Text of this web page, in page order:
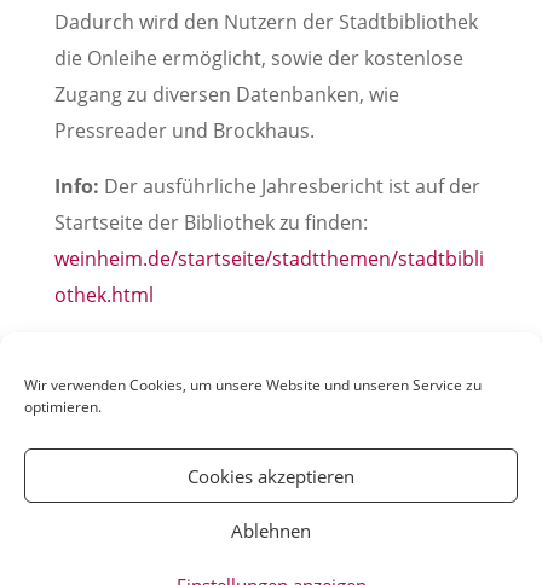
Wir verwenden Cookies, um unsere Website und unseren Service zu
optimieren.
Cookies akzeptieren
Ablehnen
Dadurch wird den Nutzern der Stadtbibliothek
die Onleihe ermöglicht, sowie der kostenlose
Zugang zu diversen Datenbanken, wie
Pressreader und Brockhaus.
Info: Der ausführliche Jahresbericht ist auf der
Startseite der Bibliothek zu finden:
weinheim.de/startseite/stadtthemen/stadtbibli
othek.html
2022